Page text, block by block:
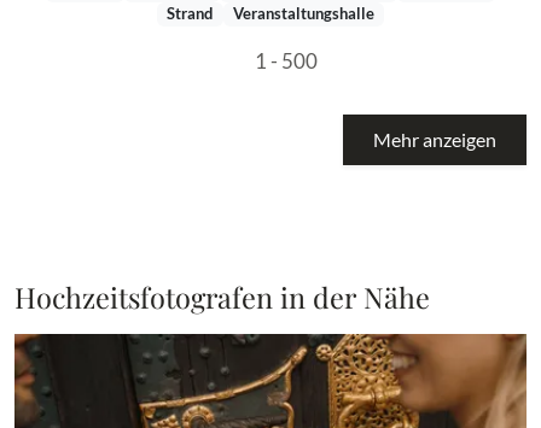
Strand
Veranstaltungshalle
1 - 500
Mehr anzeigen
Hochzeitsfotografen in der Nähe